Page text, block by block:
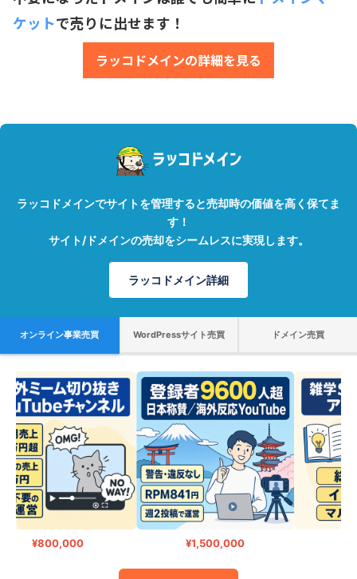
ケットで売りに出せます！
ラッコドメインの詳細を見る
ラッコドメインでサイトを管理すると売却時の価値を高く保てま
す！
サイト/ドメインの売却をシームレスに実現します。
ラッコドメイン詳細
オンライン事業売買 WordPressサイト売買 ドメイン売買
¥800,000 ¥1,500,000